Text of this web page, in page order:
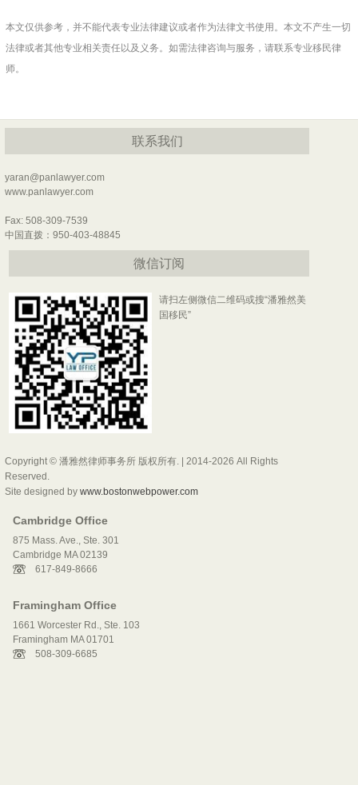
本文仅供参考，并不能代表专业法律建议或者作为法律文书使用。本文不产生一切
法律或者其他专业相关责任以及义务。如需法律咨询与服务，请联系专业移民律
师。
联系我们
yaran@panlawyer.com
www.panlawyer.com
Fax: 508-309-7539
中国直拨：950-403-48845
微信订阅
请扫左侧微信二维码或搜“潘雅然美
国移民”
Copyright © 潘雅然律师事务所 版权所有. | 2014-2026 All Rights
Reserved.
Site designed by www.bostonwebpower.com
Cambridge Office
875 Mass. Ave., Ste. 301
Cambridge MA 02139
617-849-8666
Framingham Office
1661 Worcester Rd., Ste. 103
Framingham MA 01701
508-309-6685